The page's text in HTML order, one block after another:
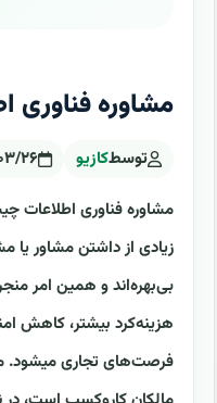
مشاوره
توسطکازیو
مشاوره فناوری اطلاعات
زیادی از داشتن مشاور یا
بی‌بهره‌اند و همین امر
هزینه‌کرد بیشتر، کاهش
فرصت‌های تجاری میشود.